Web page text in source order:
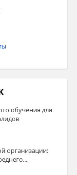
обучения для
организации: